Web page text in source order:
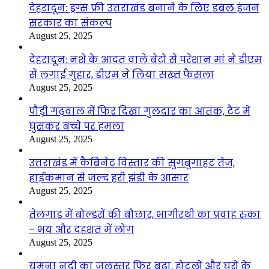
देहरादून: ड्रग्स फ्री उत्तराखंड बनाने के लिए डबल इंजन
सरकार का संकल्प
August 25, 2025
देहरादून: नशे के आदत वाले बेटों से परेशान मां ने डीएम
से लगाई गुहार, डीएम ने लिया सख्त फैसला
August 25, 2025
पौड़ी गढ़वाल में फिर दिखा गुलदार का आतंक, टैंट में
घुसकर बच्चे पर हमला
August 25, 2025
उत्तराखंड में कैबिनेट विस्तार की सुगबुगाहट तेज,
हाईकमान से जल्द हरी झंडी के आसार
August 25, 2025
तेलगाड में बोल्डरों की बौछार, भागीरथी का प्रवाह रुका
– भय और दहशत में लोग
August 25, 2025
यमुना नदी का जलस्तर फिर बढ़ा, होटलों और घरों के